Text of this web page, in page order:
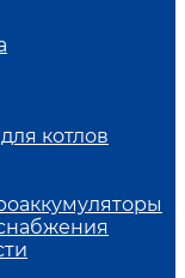
котлов